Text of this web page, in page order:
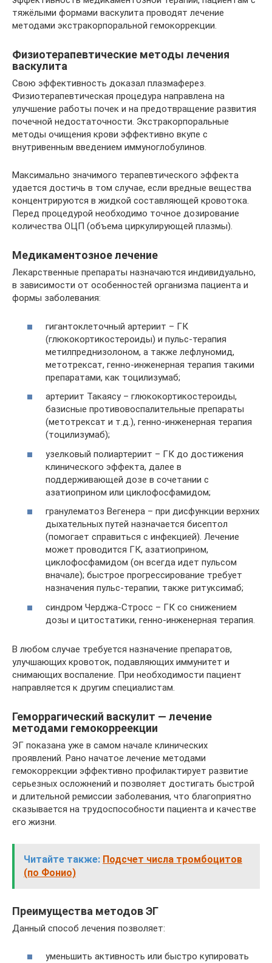
тяжёлыми формами васкулита проводят лечение
методами экстракорпоральной гемокоррекции.
Физиотерапевтические методы лечения
васкулита
Свою эффективность доказал плазмаферез.
Физиотерапевтическая процедура направлена на
улучшение работы почек и на предотвращение развития
почечной недостаточности. Экстракорпоральные
методы очищения крови эффективно вкупе с
внутривенным введением иммуноглобулинов.
Максимально значимого терапевтического эффекта
удается достичь в том случае, если вредные вещества
концентрируются в жидкой составляющей кровотока.
Перед процедурой необходимо точное дозирование
количества ОЦП (объема циркулирующей плазмы).
Медикаментозное лечение
Лекарственные препараты назначаются индивидуально,
в зависимости от особенностей организма пациента и
формы заболевания:
гигантоклеточный артериит – ГК
(глюкокортикостероиды) и пульс-терапия
метилпреднизолоном, а также лефлуномид,
метотрексат, генно-инженерная терапия такими
препаратами, как тоцилизумаб;
артериит Такаясу – глюкокортикостероиды,
базисные противовоспалительные препараты
(метотрексат и т.д.), генно-инженерная терапия
(тоцилизумаб);
узелковый полиартериит – ГК до достижения
клинического эффекта, далее в
поддерживающей дозе в сочетании с
азатиоприном или циклофосфамидом;
гранулематоз Вегенера – при дисфункции верхних
дыхательных путей назначается бисептол
(помогает справиться с инфекцией). Лечение
может проводится ГК, азатиоприном,
циклофосфамидом (он всегда идет пульсом
вначале); быстрое прогрессирование требует
назначения пульс-терапии, также ритуксимаб;
синдром Черджа-Стросс – ГК со снижением
дозы и цитостатики, генно-инженерная терапия.
В любом случае требуется назначение препаратов,
улучшающих кровоток, подавляющих иммунитет и
снимающих воспаление. При необходимости пациент
направляется к другим специалистам.
Геморрагический васкулит — лечение
методами гемокорреекции
ЭГ показана уже в самом начале клинических
проявлений. Рано начатое лечение методами
гемокоррекции эффективно профилактирует развитие
серьезных осложнений и позволяет достигать быстрой
и длительной ремиссии заболевания, что благоприятно
сказывается на трудоспособности пациента и качестве
его жизни.
Читайте также: Подсчет числа тромбоцитов
(по Фонио)
Преимущества методов ЭГ
Данный способ лечения позволяет:
уменьшить активность или быстро купировать